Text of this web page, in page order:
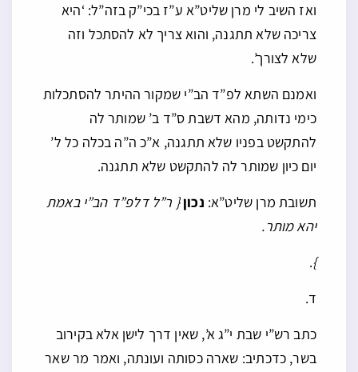
ואז השיב לי מרן שליט”א ע”ז בכי”ק בזה”ל: ‘היא
צריכה שלא תתגנה, והוא צריך לא להסתכל וזה
שלא לצורך’.
ואמנם השתא לפ”ד הב”י שמקור ההיתר להסתכלות
כימי נדותה, מהא דשבת ס”ד ב’ שמותר לה
להתקשט בפניו שלא תתגנה, א”כ ה”ה בכלה כל ל’
יום כיון שמותר לה להתקשט שלא תתגנה.
תשובת מרן שליט”א: נכון{ ר”ל דלפ”ד הב”י באמת
יהא מותר.
}
.
ד.
כתב רש”י שבת י”ג א’, שאין דרך לישן אלא בקירוב
בשר, כדכתיב: שארה כסותה ועונתה, ואמר מר שאר